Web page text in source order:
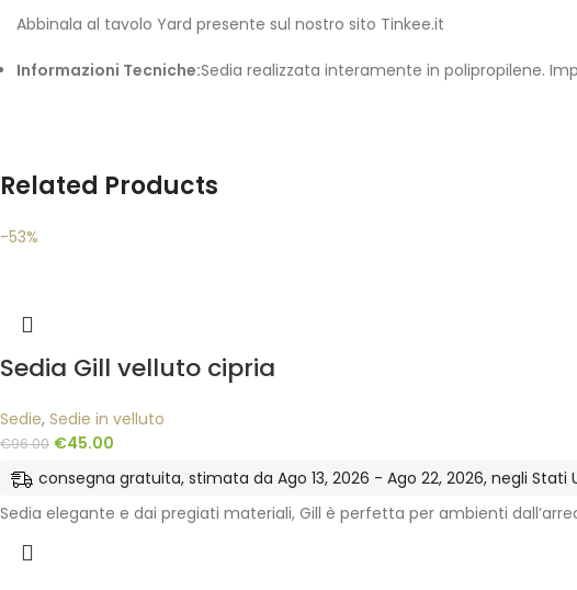
Abbinala al tavolo Yard presente sul nostro sito Tinkee.it
Informazioni Tecniche:Sedia realizzata interamente in polipropilene.
Related Products
-53%
Sedia Gill velluto cipria
Sedie, Sedie in velluto
€96.00 €45.00
consegna gratuita, stimata da Ago 13, 2026 - Ago 22, 2026, negli Stati
Sedia elegante e dai pregiati materiali, Gill è perfetta per ambienti